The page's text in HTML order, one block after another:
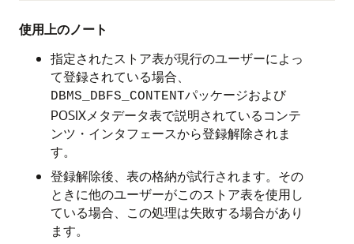
使用上のノート
指定されたストア表が現行のユーザーによっ
て登録されている場合、
DBMS_DBFS_CONTENTパッケージおよび
POSIXメタデータ表で説明されているコンテ
ンツ・インタフェースから登録解除されま
す。
登録解除後、表の格納が試行されます。その
ときに他のユーザーがこのストア表を使用し
ている場合、この処理は失敗する場合があり
ます。